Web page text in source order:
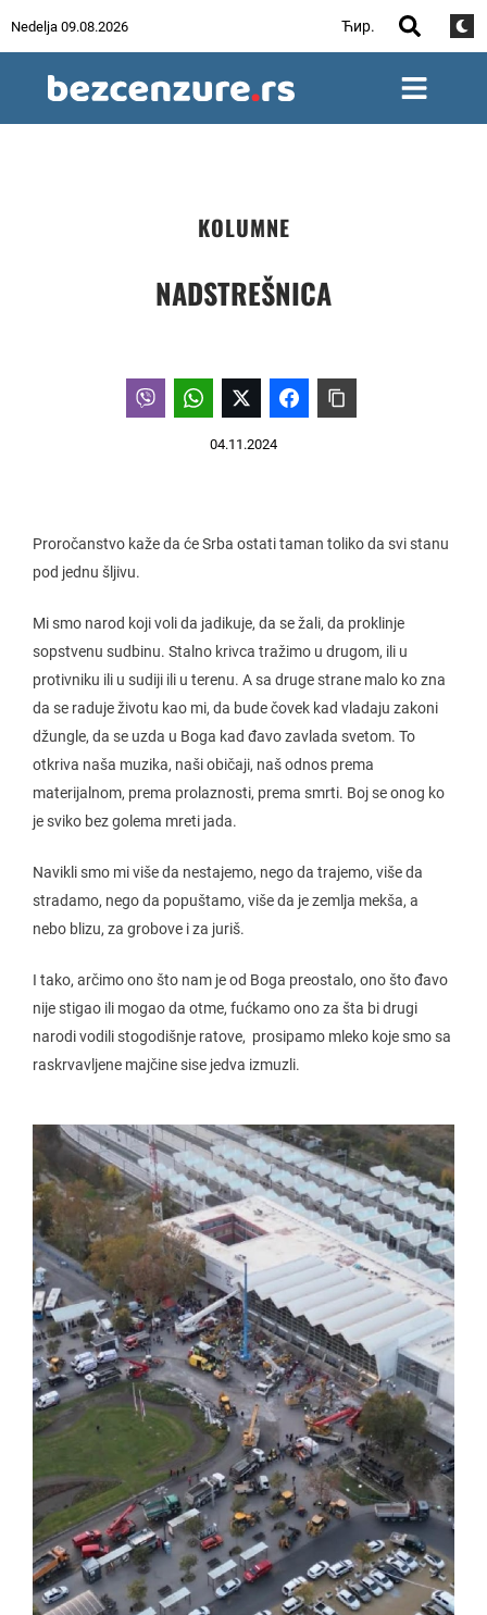
Nedelja 09.08.2026 Ћир.
KOLUMNE
NADSTREŠNICA
04.11.2024
Proročanstvo kaže da će Srba ostati taman toliko da svi stanu
pod jednu šljivu.
Mi smo narod koji voli da jadikuje, da se žali, da proklinje
sopstvenu sudbinu. Stalno krivca tražimo u drugom, ili u
protivniku ili u sudiji ili u terenu. A sa druge strane malo ko zna
da se raduje životu kao mi, da bude čovek kad vladaju zakoni
džungle, da se uzda u Boga kad đavo zavlada svetom. To
otkriva naša muzika, naši običaji, naš odnos prema
materijalnom, prema prolaznosti, prema smrti. Boj se onog ko
je sviko bez golema mreti jada.
Navikli smo mi više da nestajemo, nego da trajemo, više da
stradamo, nego da popuštamo, više da je zemlja mekša, a
nebo blizu, za grobove i za juriš.
I tako, arčimo ono što nam je od Boga preostalo, ono što đavo
nije stigao ili mogao da otme, fućkamo ono za šta bi drugi
narodi vodili stogodišnje ratove, prosipamo mleko koje smo sa
raskrvavljene majčine sise jedva izmuzli.